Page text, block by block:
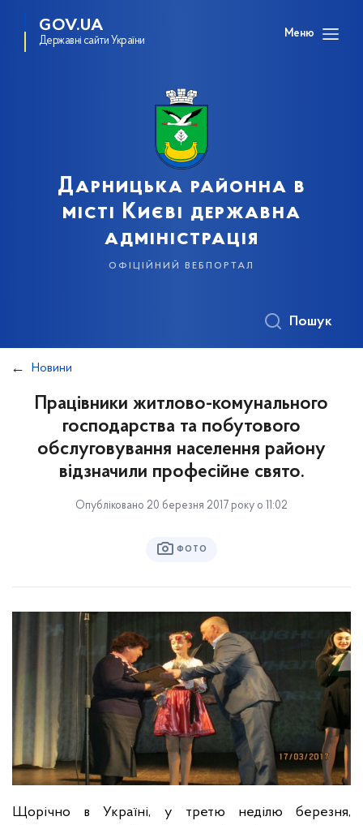
GOV.UA
Державні сайти України
Меню
Дарницька районна в
місті Києві державна
адміністрація
офіційний вебпортал
Пошук
Новини
Працівники житлово-комунального
господарства та побутового
обслуговування населення району
відзначили професійне свято.
Опубліковано 20 березня 2017 року о 11:02
ФОТО
Щорічно в Україні, у третю неділю березня,